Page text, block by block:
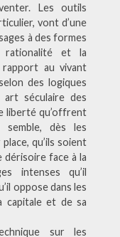
Les outils
vont d’une
à des formes
rationalité et la
au vivant
des logiques
art séculaire des
liberté qu’offrent
dès les
qu’ils soient
dérisoire face à la
intenses qu’il
oppose dans les
capitale et de sa
sur les